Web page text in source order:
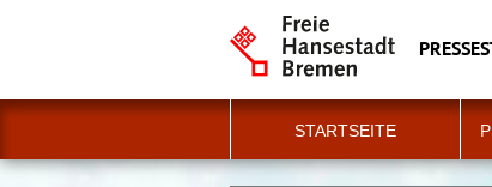
STARTSEITE